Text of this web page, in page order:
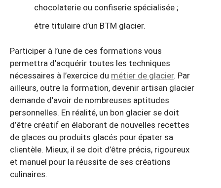
chocolaterie ou confiserie spécialisée ;
étre titulaire d’un BTM glacier.
Participer à l’une de ces formations vous
permettra d’acquérir toutes les techniques
nécessaires à l’exercice du métier de glacier. Par
ailleurs, outre la formation, devenir artisan glacier
demande d’avoir de nombreuses aptitudes
personnelles. En réalité, un bon glacier se doit
d’être créatif en élaborant de nouvelles recettes
de glaces ou produits glacés pour épater sa
clientèle. Mieux, il se doit d’être précis, rigoureux
et manuel pour la réussite de ses créations
culinaires.